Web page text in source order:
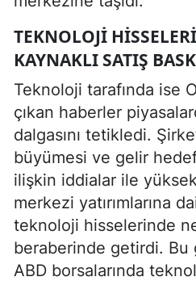
TEKNOLOJI
KAYNAKLI SATIŞ
Teknoloji tarafında ise
çıkan haberler
dalgasını tetikledi.
büyümesi ve gelir
ilişkin iddialar ile
merkezi yatırımlarına
teknoloji hisselerinde
beraberinde getirdi. Bu
ABD borsalarında